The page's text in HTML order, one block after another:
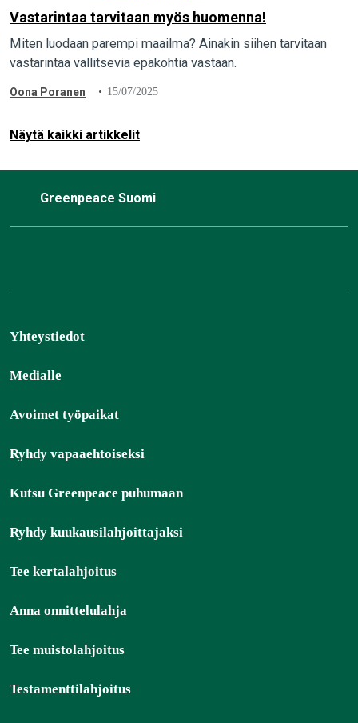
Vastarintaa tarvitaan myös huomenna!
Miten luodaan parempi maailma? Ainakin siihen tarvitaan
vastarintaa vallitsevia epäkohtia vastaan.
Oona Poranen 15/07/2025
Näytä kaikki artikkelit
Greenpeace Suomi
Yhteystiedot
Medialle
Avoimet työpaikat
Ryhdy vapaaehtoiseksi
Kutsu Greenpeace puhumaan
Ryhdy kuukausilahjoittajaksi
Tee kertalahjoitus
Anna onnittelulahja
Tee muistolahjoitus
Testamenttilahjoitus